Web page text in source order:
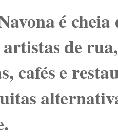
é cheia
artistas de rua,
cafés e